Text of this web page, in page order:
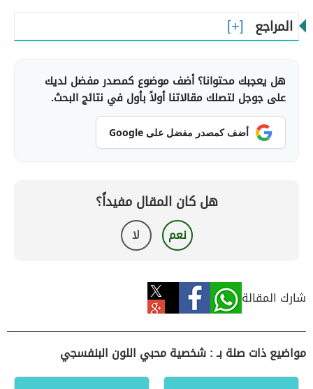
المراجع
هل يعجبك محتوانا؟ أضف موضوع كمصدر مفضل لديك
على جوجل لتصلك مقالاتنا أولاً بأول في نتائج البحث.
أضف كمصدر مفضل على Google
هل كان المقال مفيداً؟
نعم لا
شارك المقالة
مواضيع ذات صلة بـ : شخصية محبي اللون البنفسجي